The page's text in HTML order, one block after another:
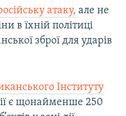
атаку, але не
в їхній політиці
зброї для ударів
Інституту
є щонайменше 250